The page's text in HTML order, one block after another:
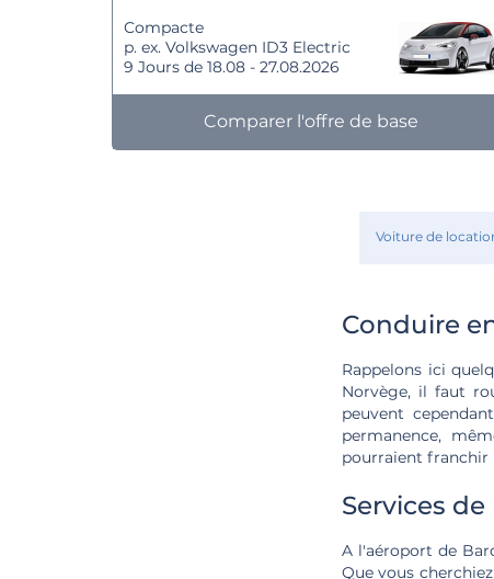
Compacte
p. ex. Volkswagen ID3 Electric
9 Jours de 18.08 - 27.08.2026
Comparer l'offre de base
Voiture de
Conduire
Rappelons ici
Norvège, il faut
peuvent
permanence,
pourraient franchir
Services
A l'aéroport de
Que vous